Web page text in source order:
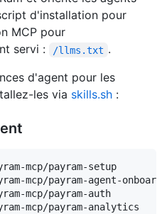
d'installation pour
MCP pour
servi :
/llms.txt .
d'agent pour les
les via skills.sh :
mcp/payram-setup
mcp/payram-agent-
mcp/payram-auth
mcp/payram-analytics